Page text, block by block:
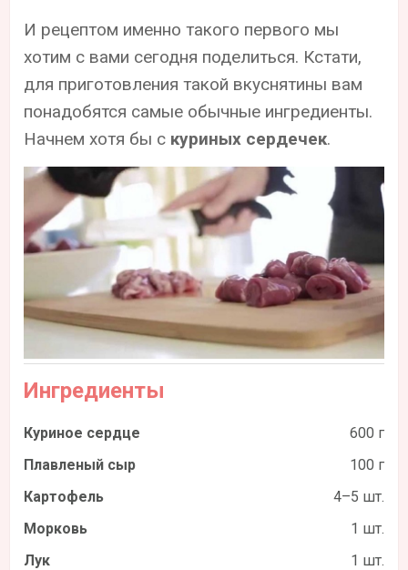
И рецептом именно такого первого мы
хотим с вами сегодня поделиться. Кстати,
для приготовления такой вкуснятины вам
понадобятся самые обычные ингредиенты.
Начнем хотя бы с куриных сердечек.
Ингредиенты
Куриное сердце
600 г
Плавленый сыр
100 г
Картофель
4–5 шт.
Морковь
1 шт.
Лук
1 шт.